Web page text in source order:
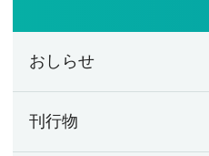
おしらせ
刊行物